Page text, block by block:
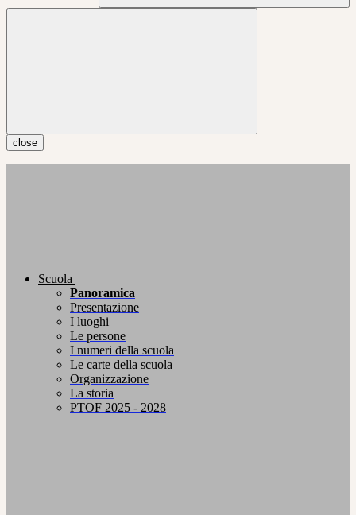
close
Scuola
Panoramica
Presentazione
I luoghi
Le persone
I numeri della scuola
Le carte della scuola
Organizzazione
La storia
PTOF 2025 - 2028